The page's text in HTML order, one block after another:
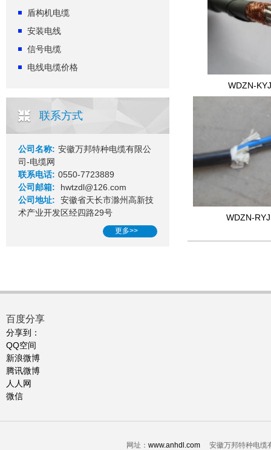
盾构机电缆
安装电线
信号电缆
电线电缆价格
联系方式
公司名称: 安徽万邦特种电缆有限公
司-电缆网
联系电话: 0550-7723889
公司邮箱:
hwtzdl@126.com
公司地址:
安徽省天长市滁州高新技
术产业开发区经四路29号
更多>>
WDZN-
WDZN-
百度分享
分享到：
QQ空间
新浪微博
腾讯微博
人人网
微信
网址： www.anhdl.com安徽万邦特种电缆有